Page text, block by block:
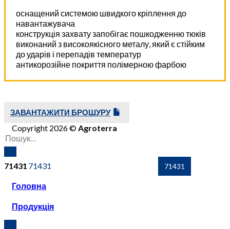
оснащений системою швидкого кріплення до
навантажувача
конструкція захвату запобігає пошкодженню тюків
виконаний з високоякісного металу, який є стійким
до ударів і перепадів температур
антикорозійне покриття полімерною фарбою
ЗАВАНТАЖИТИ БРОШУРУ
Copyright 2026 © Agroterra
71431
Головна
Продукція